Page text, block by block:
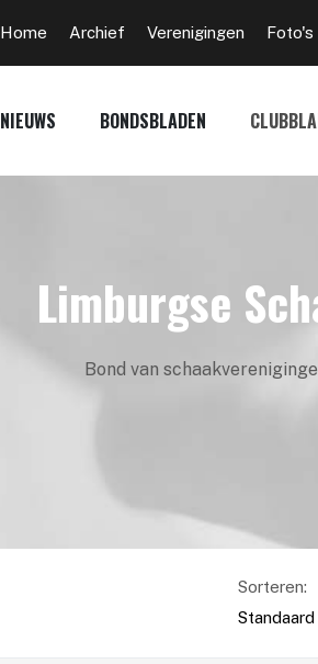
Home Archief Verenigingen Foto's
NIEUWS BONDSBLADEN
Limburgse
Bond van
Sorteren:
Standaard